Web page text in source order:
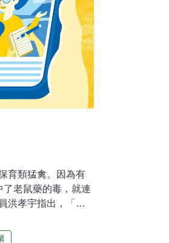
育類猛禽。因為有
老鼠藥的毒，就連
洪孝宇指出，「總
檢測，超過6成在事